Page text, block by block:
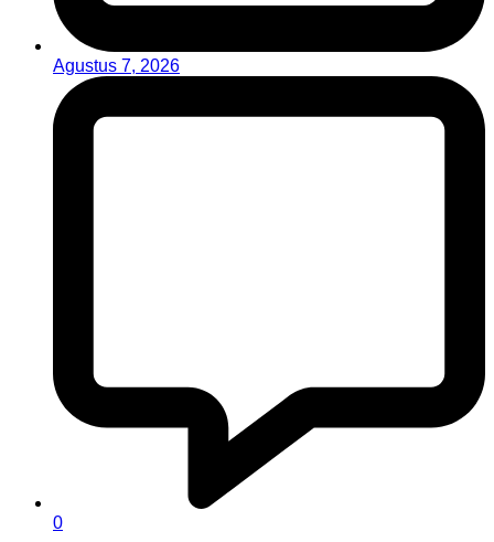
Agustus 7, 2026
0